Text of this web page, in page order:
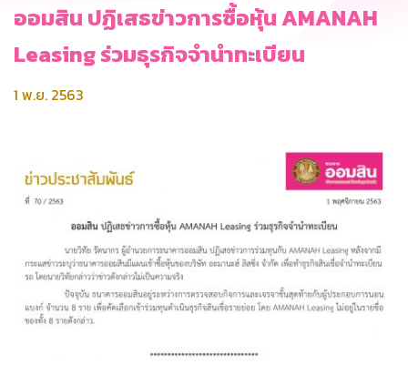
ออมสิน ปฏิเสธข่าวการซื้อหุ้น AMANAH
Leasing ร่วมธุรกิจจำนำทะเบียน
1 พ.ย. 2563